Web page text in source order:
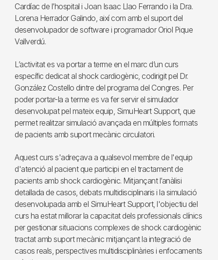
Cardíac de l’hospital i Joan Isaac Llao Ferrando i la Dra.
Lorena Herrador Galindo, així com amb el suport del
desenvolupador de software i programador Oriol Pique
Vallverdú.
L’activitat es va portar a terme en el marc d’un curs
específic dedicat al shock cardiogènic, codirigit pel Dr.
González Costello dintre del programa del Congres. Per
poder portar-la a terme es va fer servir el simulador
desenvolupat pel mateix equip, SimuHeart Support, que
permet realitzar simulació avançada en múltiples formats
de pacients amb suport mecànic circulatori.
Aquest curs s'adreçava a qualsevol membre de l'equip
d'atenció al pacient que participi en el tractament de
pacients amb shock cardiogènic. Mitjançant l’anàlisi
detallada de casos, debats multidisciplinaris i la simulació
desenvolupada amb el SimuHeart Support, l'objectiu del
curs ha estat millorar la capacitat dels professionals clínics
per gestionar situacions complexes de shock cardiogènic
tractat amb suport mecànic mitjançant la integració de
casos reals, perspectives multidisciplinàries i enfocaments